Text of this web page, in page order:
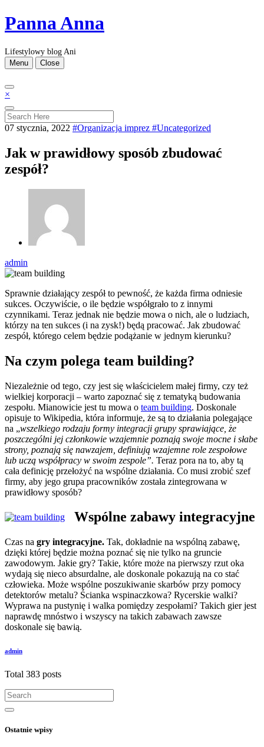
Skip
to
Panna Anna
Lifestylowy blog Ani
Menu
Close
×
07 stycznia, 2022 #Organizacja imprez #Uncategorized
Jak w prawidłowy sposób zbudować
zespół?
admin
Sprawnie działający zespół to pewność, że każda firma odniesie
sukces. Oczywiście, o ile będzie współgrało to z innymi
czynnikami. Teraz jednak nie będzie mowa o nich, ale o ludziach,
którzy na ten sukces (i na zysk!) będą pracować. Jak zbudować
zespół, którego celem będzie podążanie w jednym kierunku?
Na czym polega team building?
Niezależnie od tego, czy jest się właścicielem małej firmy, czy też
wielkiej korporacji – warto zapoznać się z tematyką budowania
zespołu. Mianowicie jest tu mowa o team building. Doskonale
opisuje to Wikipedia, która informuje, że są to działania polegające
na „wszelkiego rodzaju formy integracji grupy sprawiające, że
poszczególni jej członkowie wzajemnie poznają swoje mocne i słabe
strony, poznają się nawzajem, definiują wzajemne role zespołowe
lub uczą współpracy w swoim zespole”. Teraz pora na to, aby tą
cała definicję przełożyć na wspólne działania. Co musi zrobić szef
firmy, aby jego grupa pracowników została zintegrowana w
prawidłowy sposób?
Wspólne zabawy integracyjne
Czas na gry integracyjne. Tak, dokładnie na wspólną zabawę,
dzięki której będzie można poznać się nie tylko na gruncie
zawodowym. Jakie gry? Takie, które może na pierwszy rzut oka
wydają się nieco absurdalne, ale doskonale pokazują na co stać
człowieka. Może wspólne poszukiwanie skarbów przy pomocy
detektorów metalu? Ścianka wspinaczkowa? Rycerskie walki?
Wyprawa na pustynię i walka pomiędzy zespołami? Takich gier jest
naprawdę mnóstwo i wszyscy na takich zabawach zawsze
doskonale się bawią.
admin
Total 383 posts
Ostatnie wpisy